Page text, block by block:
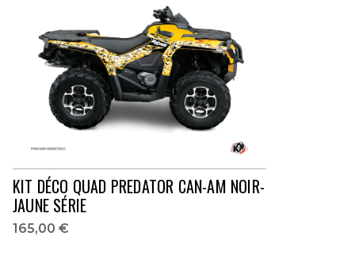
KIT DÉCO QUAD PREDATOR CAN-AM NOIR-
JAUNE SÉRIE
165,00 €